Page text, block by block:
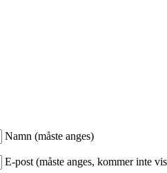
Namn (måste anges)
E-post (måste anges, kommer inte